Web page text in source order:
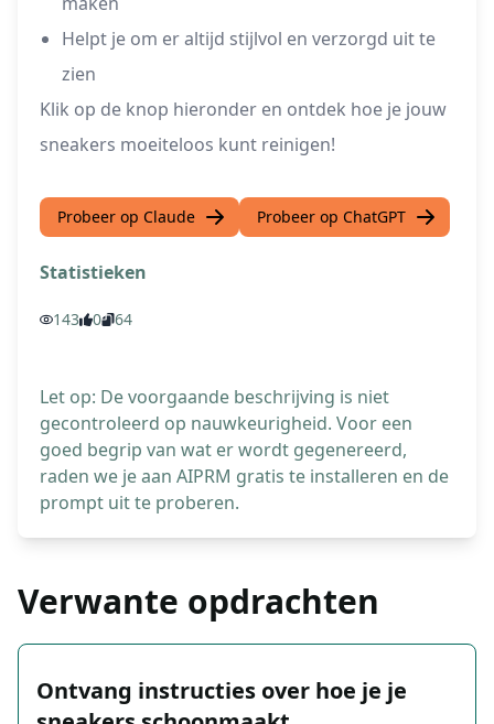
Helpt je om er altijd stijlvol en verzorgd uit te
zien
Klik op de knop hieronder en ontdek hoe je jouw
sneakers moeiteloos kunt reinigen!
Probeer op Claude Probeer op ChatGPT
Statistieken
143 0 64
Let op: De voorgaande beschrijving is niet
gecontroleerd op nauwkeurigheid. Voor een
goed begrip van wat er wordt gegenereerd,
raden we je aan AIPRM gratis te installeren en de
prompt uit te proberen.
Verwante opdrachten
Ontvang instructies over hoe je je